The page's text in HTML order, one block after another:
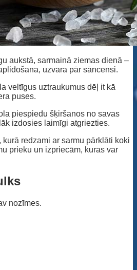
aukstā, sarmainā ziemas dienā –
uzvara pār sāncensi.
veltīgus uztraukumus dēļ it kā
puses.
piespiedu šķiršanos no savas
izdosies laimīgi atgriezties.
redzami ar sarmu pārklāti koki
prieku un izpriecām, kuras var
nozīmes.